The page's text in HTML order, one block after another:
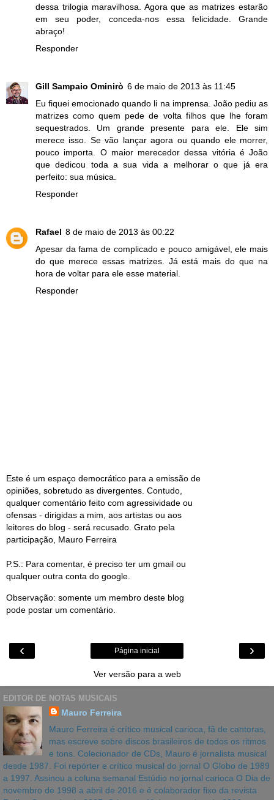
dessa trilogia maravilhosa. Agora que as matrizes estarão
em seu poder, conceda-nos essa felicidade. Grande
abraço!
Responder
Gill Sampaio Ominirò 6 de maio de 2013 às 11:45
Eu fiquei emocionado quando li na imprensa. João pediu as
matrizes como quem pede de volta filhos que lhe foram
sequestrados. Um grande presente para ele. Ele sim
merece isso. Se vão lançar agora ou quando ele morrer,
pouco importa. O maior merecedor dessa vitória é João
que dedicou toda a sua vida a melhorar o que já era
perfeito: sua música.
Responder
Rafael 8 de maio de 2013 às 00:22
Apesar da fama de complicado e pouco amigável, ele mais
do que merece essas matrizes. Já está mais do que na
hora de voltar para ele esse material.
Responder
Este é um espaço democrático para a emissão de
opiniões, sobretudo as divergentes. Contudo,
qualquer comentário feito com agressividade ou
ofensas - dirigidas a mim, aos artistas ou aos
leitores do blog - será recusado. Grato pela
participação, Mauro Ferreira
P.S.: Para comentar, é preciso ter um gmail ou
qualquer outra conta do google.
Observação: somente um membro deste blog
pode postar um comentário.
‹ ›
Página inicial
Ver versão para a web
EDITOR DE NOTAS MUSICAIS
Mauro Ferreira
Mauro Ferreira é crítico musical carioca, fã de cantoras,
mas escreve sobre discos brasileiros de todos os ritmos
e tons. Colecionador de CDs, Mauro é jornalista musical
desde 1987. Foi repórter e crítico musical do jornal O Globo de 1989
a 1997. Assinou a coluna semanal Estúdio no jornal carioca O Dia de
novembro de 1998 a abril de 2016 e é colaborador fixo da revista